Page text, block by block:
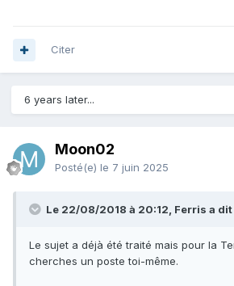
Citer
6 years later...
Moon02
Posté(e) le 7 juin 2025
Le 22/08/2018 à 20:12, Ferris a dit
Le sujet a déjà été traité mais pour la
cherches un poste toi-même.